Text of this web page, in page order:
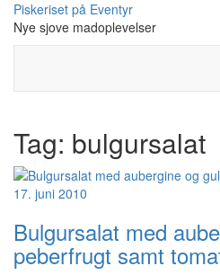
Skip
content
Piskeriset på Eventyr
Nye sjove madoplevelser
Tag: bulgursalat
17. juni 2010
Bulgursalat med
peberfrugt samt